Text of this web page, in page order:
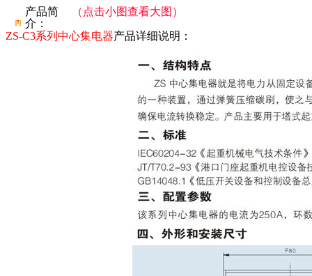
产品简
介：
（点击小图查看大图）
ZS-C3系列中心集电器产品详细说明：